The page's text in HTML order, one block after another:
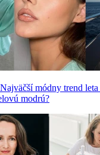
módny trend
modrú?